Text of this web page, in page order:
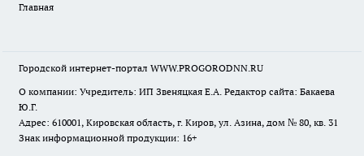
Главная
Городской интернет-портал WWW.PROGORODNN.RU
О компании: Учредитель: ИП Звеняцкая Е.А. Редактор сайта: Бакаева
Ю.Г.
Адрес: 610001, Кировская область, г. Киров, ул. Азина, дом № 80, кв. 31
Знак информационной продукции: 16+